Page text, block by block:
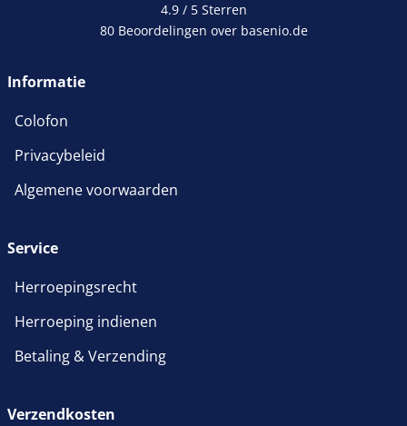
4.9 / 5Sterren
80 Beoordelingen over basenio.de
Informatie
Colofon
Privacybeleid
Algemene voorwaarden
Service
Herroepingsrecht
Herroeping indienen
Betaling & Verzending
Verzendkosten